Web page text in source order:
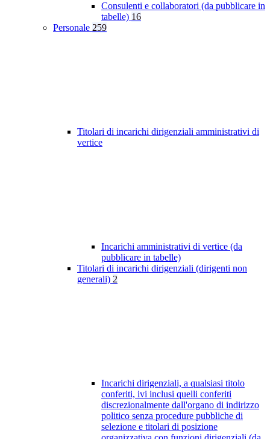
Consulenti e collaboratori (da pubblicare in
tabelle) 16
Personale 259
Titolari di incarichi dirigenziali amministrativi di
vertice
Incarichi amministrativi di vertice (da
pubblicare in tabelle)
Titolari di incarichi dirigenziali (dirigenti non
generali) 2
Incarichi dirigenziali, a qualsiasi titolo
conferiti, ivi inclusi quelli conferiti
discrezionalmente dall'organo di indirizzo
politico senza procedure pubbliche di
selezione e titolari di posizione